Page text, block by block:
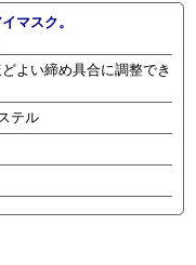
マスク。
よい締め具合に調整でき
テル